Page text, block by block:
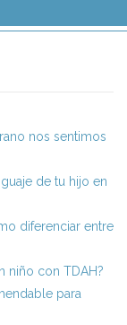
nos sentimos
de tu hijo en
diferenciar entre
niño con TDAH?
para